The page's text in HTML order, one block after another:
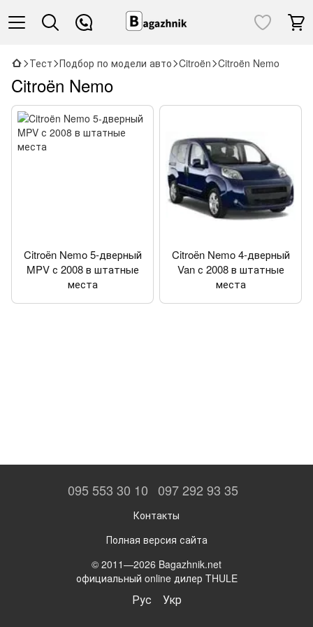
Тест Подбор по модели авто Citroën Citroën Nemo
Citroën Nemo
Citroën Nemo 5-дверный
MPV с 2008 в штатные
места
Citroën Nemo 4-дверный
Van с 2008 в штатные
места
095 553 30 10 097 292 93 35
Контакты
Полная версия сайта
© 2011—2026 Bagazhnik.net
официальный online дилер THULE
Рус Укр